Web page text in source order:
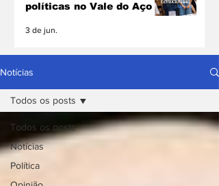
políticas no Vale do Aço
3 de jun.
Notícias
Todos os posts
Notícias
Política
Todos os posts